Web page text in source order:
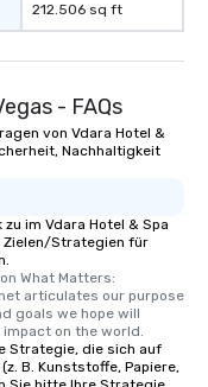
212.506 sq ft
- FAQs
von Vdara Hotel &
Nachhaltigkeit
im Vdara Hotel & Spa
Zielen/Strategien für
What Matters:
articulates our purpose
goals we hope will
on the world.
Strategie, die sich auf
B. Kunststoffe, Papiere,